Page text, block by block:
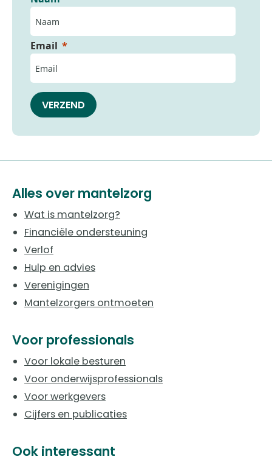
Email
VERZEND
Alles over mantelzorg
Wat is mantelzorg?
Financiële ondersteuning
Verlof
Hulp en advies
Verenigingen
Mantelzorgers ontmoeten
Voor professionals
Voor lokale besturen
Voor onderwijsprofessionals
Voor werkgevers
Cijfers en publicaties
Ook interessant